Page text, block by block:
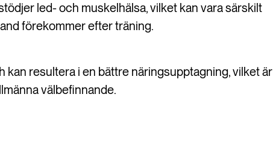
led- och muskelhälsa, vilket kan vara särskilt
förekommer efter träning.
kan resultera i en bättre näringsupptagning, vilket är
välbefinnande.